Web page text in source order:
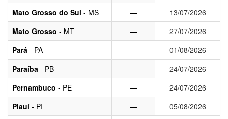
Mato Grosso do Sul - MS —
13/07/2026
Mato Grosso - MT —
27/07/2026
Pará - PA —
01/08/2026
Paraíba - PB —
24/07/2026
Pernambuco - PE —
24/07/2026
Piauí - PI —
05/08/2026